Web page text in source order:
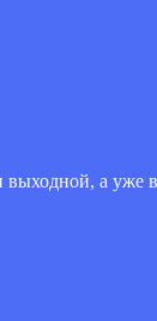
выходной, а уже в